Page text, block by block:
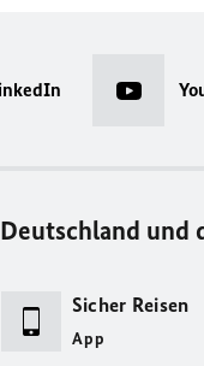
Deutschland und
Sicher Reisen
App